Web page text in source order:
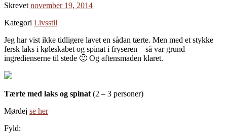
Skrevet november 19, 2014
Kategori Livsstil
Jeg har vist ikke tidligere lavet en sådan tærte. Men med et stykke
fersk laks i køleskabet og spinat i fryseren – så var grund
ingredienserne til stede 🙂 Og aftensmaden klaret.
Tærte med laks og spinat (2 – 3 personer)
Mørdej se her
Fyld: